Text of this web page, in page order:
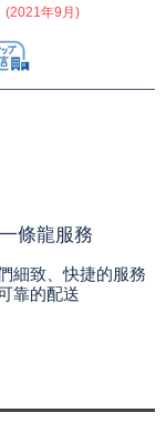
條龍服務
細致、快捷的服務
靠的配送
(2021年9月)